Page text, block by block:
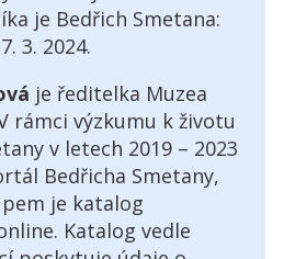
je Bedřich Smetana:
3. 2024.
á je ředitelka Muzea
rámci výzkumu k životu
v letech 2019 – 2023
Bedřicha Smetany,
je katalog
Katalog vedle